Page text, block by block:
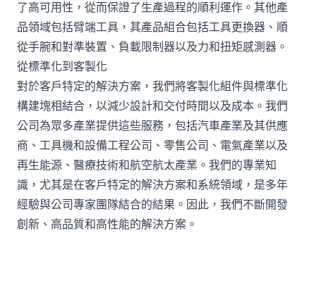
了高可用性，從而保證了生產過程的順利運作。其他產
品領域包括臂端工具，其產品組合包括工具更換器、順
從手腕和對準裝置、負載限制器以及力和扭矩感測器。
從標準化到客製化
對於客戶特定的解決方案，我們將客製化組件與標準化
構建塊相結合，以減少設計和交付時間以及成本。我們
公司為眾多產業提供這些服務，包括汽車產業及其供應
商、工具機和設備工程公司、零售公司、電氣產業以及
再生能源、醫療技術和航空航太產業。我們的專業知
識，尤其是在客戶特定的解決方案和系統領域，是多年
經驗與公司專家團隊結合的結果。因此，我們不斷開發
創新、高品質和高性能的解決方案。